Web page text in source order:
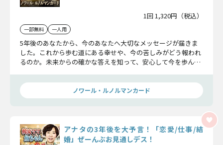
1回 1,320円（税込）
一部無料 一人用
5年後のあなたから、今のあなたへ大切なメッセージが届きま
した。これから歩む道にある幸せや、今の苦しみがどう報われ
るのか。未来からの確かな答えを知って、安心して今を歩んで
ノワール・ルノルマンカード
アナタの3年後を大予言！「恋愛/仕事/結
婚」ぜーんぶお見通しデス！